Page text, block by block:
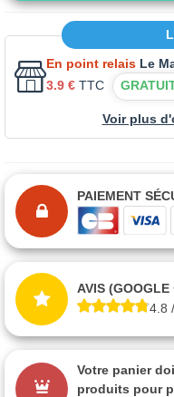
En point relais Le
3.9 € TTC
Voir plus
PAIEMENT
AVIS (GOOGLE
4.8
Votre panier
produits pour